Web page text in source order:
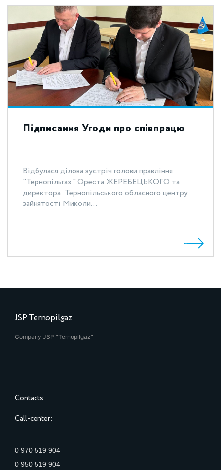
Підписання Угоди про співпрацю
Відбулася ділова зустріч голови правління
"Тернопільгаз " Ореста ЖЕРЕБЕЦЬКОГО та
директора Тернопільського обласного центру
зайнятості Миколи...
JSP Ternopilgaz
Company JSP "Ternopilgaz"
Contacts
Call-center:
0 970 519 904
0 950 519 904